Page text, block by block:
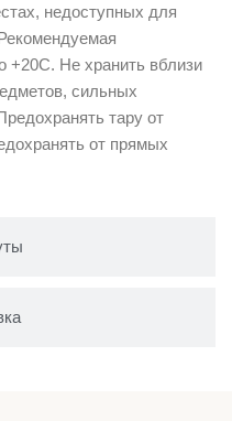
недоступных для
+20С. Не хранить вблизи
сильных
тару от
от прямых